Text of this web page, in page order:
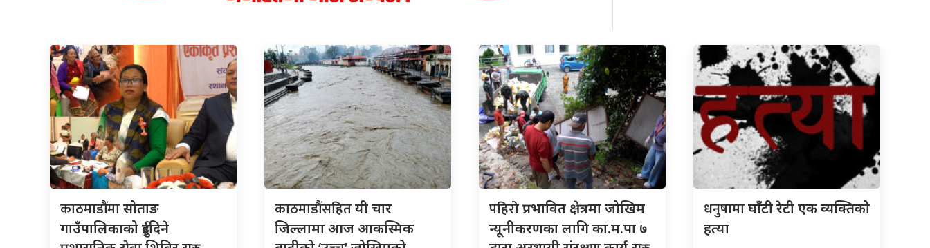
काठमाडौंमासोताङ
गाउँपालिकाको दुईदिने
काठमाडौंसहितयी चार
जिल्लामा आज आकस्मिक
पहिरोप्रभावित क्षेत्रमा जोखिम
न्यूनीकरणका लागि का.म.पा ७
धनुषामाघाँटी रेटी एक व्यक्तिको
हत्या